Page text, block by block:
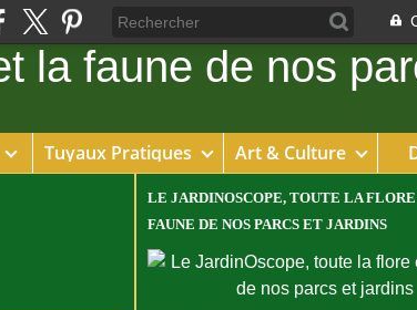
Tuyaux Pratiques Art & Culture
LE JARDINOSCOPE, TOUTE LA
FAUNE DE NOS PARCS ET JARDINS